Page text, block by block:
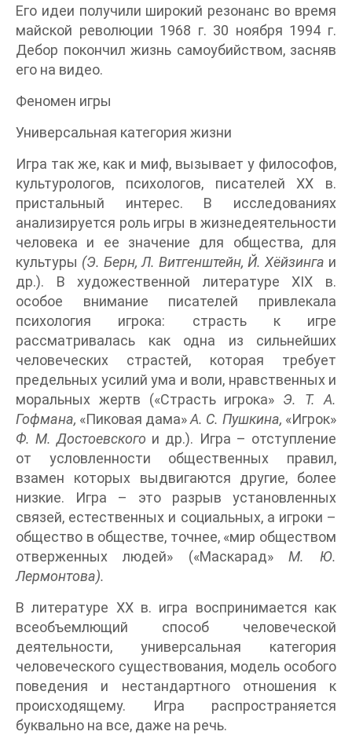
Его идеи получили широкий резонанс во время
майской революции 1968 г. 30 ноября 1994 г.
Дебор покончил жизнь самоубийством, засняв
его на видео.
Феномен игры
Универсальная категория жизни
Игра так же, как и миф, вызывает у философов,
культурологов, психологов, писателей XX в.
пристальный интерес. В исследованиях
анализируется роль игры в жизнедеятельности
человека и ее значение для общества, для
культуры (Э. Берн, Л. Витгенштейн, Й. Хёйзинга и
др.). В художественной литературе XIX в.
особое внимание писателей привлекала
психология игрока: страсть к игре
рассматривалась как одна из сильнейших
человеческих страстей, которая требует
предельных усилий ума и воли, нравственных и
моральных жертв («Страсть игрока» Э. Т. А.
Гофмана, «Пиковая дама»А. С. Пушкина, «Игрок»
Ф. М. Достоевского и др.). Игра – отступление
от условленности общественных правил,
взамен которых выдвигаются другие, более
низкие. Игра – это разрыв установленных
связей, естественных и социальных, а игроки –
общество в обществе, точнее, «мир обществом
отверженных людей» («Маскарад» М. Ю.
Лермонтова).
В литературе XX в. игра воспринимается как
всеобъемлющий способ человеческой
деятельности, универсальная категория
человеческого существования, модель особого
поведения и нестандартного отношения к
происходящему. Игра распространяется
буквально на все, даже на речь.